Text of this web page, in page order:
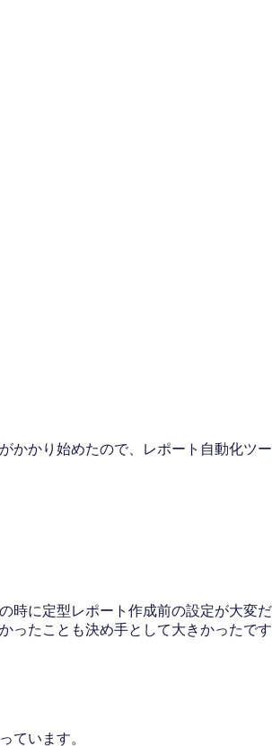
かかり始めたので、レポート自動化ツ
に定型レポート作成前の設定が大変
たことも決め手として大きかったです
ています。